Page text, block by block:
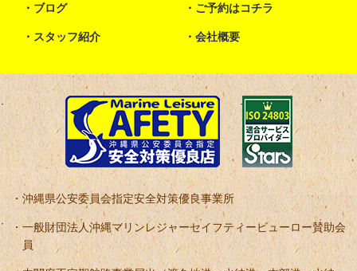
ブログ ご予約はコチラ
スタッフ紹介 会社概要
沖縄県公安委員会指定安全対策優良事業所
一般財団法人沖縄マリンレジャーセイフティービューロー賛助会
員